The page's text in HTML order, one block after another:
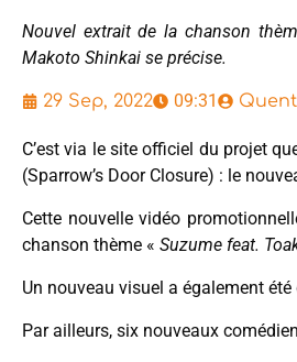
Nouvel extrait de la chanson
Makoto Shinkai se précise.
29 Sep, 2022 09:31
C’est via le site officiel du projet
(Sparrow’s Door Closure) : le
Cette nouvelle vidéo
chanson thème « Suzume feat.
Un nouveau visuel a également été
Par ailleurs, six nouveaux